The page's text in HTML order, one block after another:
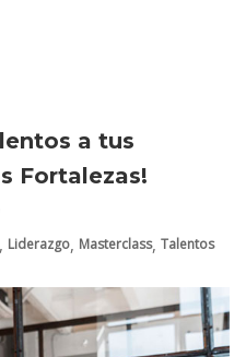
a tus
Fortalezas!
, Liderazgo, Masterclass, Talentos